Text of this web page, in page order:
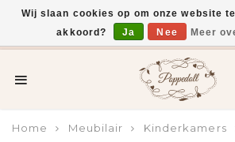
Voor 15:00 uur besteld,
Home Meubilair Kinderkamers
Wij slaan cookies op om onze website
akkoord?
Ja Nee Meer